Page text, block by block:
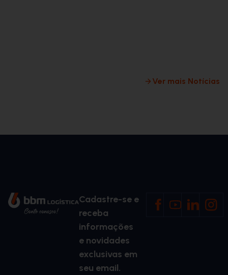
Ver mais Notícias
Cadastre-se e
receba
informações
e novidades
exclusivas em
seu email.